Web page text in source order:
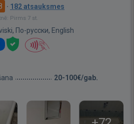
· 182 atsauksmes
Pirms 7 st.
По-русски, English
20-100€/gab.